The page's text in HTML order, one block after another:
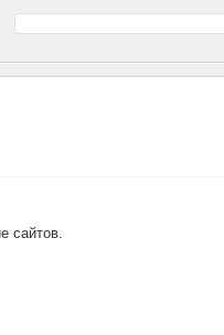
сайтов.